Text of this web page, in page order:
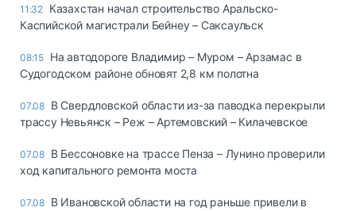
11:32 Казахстан начал строительство Аральско-
Каспийской магистрали Бейнеу – Саксаульск
08:15 На автодороге Владимир – Муром – Арзамас в
Судогодском районе обновят 2,8 км полотна
07.08 В Свердловской области из-за паводка перекрыли
трассу Невьянск – Реж – Артемовский – Килачевское
07.08 В Бессоновке на трассе Пенза – Лунино проверили
ход капитального ремонта моста
07.08 В Ивановской области на год раньше привели в